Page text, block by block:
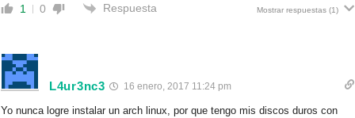
1 0 Respuesta Mostrar respuestas (1)
L4ur3nc3 16 enero, 2017 11:24 pm
Yo nunca logre instalar un arch linux, por que tengo mis discos duros con